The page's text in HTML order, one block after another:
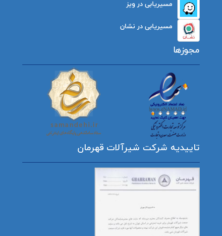
مسیریابی در ویز
مسیریابی در نشان
مجوزها
تاییدیه شرکت شیرآلات قهرمان